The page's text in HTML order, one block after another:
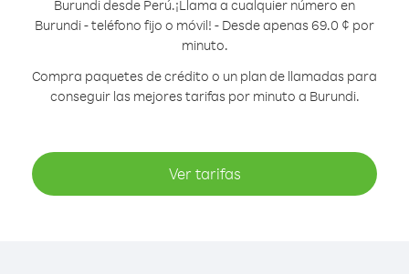
Burundi desde Perú.¡Llama a cualquier número en
Burundi - teléfono fijo o móvil! - Desde apenas 69.0 ¢ por
minuto.
Compra paquetes de crédito o un plan de llamadas para
conseguir las mejores tarifas por minuto a Burundi.
Ver tarifas